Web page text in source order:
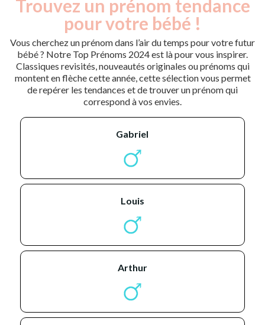
Trouvez un prénom tendance
pour votre bébé !
Vous cherchez un prénom dans l’air du temps pour votre futur
bébé ? Notre Top Prénoms 2024 est là pour vous inspirer.
Classiques revisités, nouveautés originales ou prénoms qui
montent en flèche cette année, cette sélection vous permet
de repérer les tendances et de trouver un prénom qui
correspond à vos envies.
gabriel
louis
arthur